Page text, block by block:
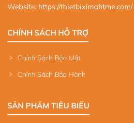
Website: https://thietbiximahtme.com/
CHÍNH SÁCH HỖ TRỢ
Chính Sách Bảo Mật
Chính Sách Bảo Hành
SẢN PHẨM TIÊU BIỂU